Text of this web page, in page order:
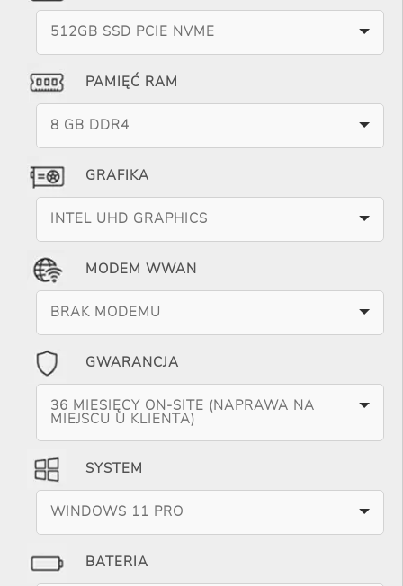
512GB SSD PCIE NVME
PAMIĘĆ RAM
8 GB DDR4
GRAFIKA
INTEL UHD GRAPHICS
MODEM WWAN
BRAK MODEMU
GWARANCJA
36 MIESIĘCY ON-SITE (NAPRAWA NA
MIEJSCU U KLIENTA)
SYSTEM
WINDOWS 11 PRO
BATERIA